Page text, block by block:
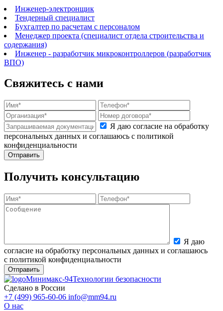
Инженер-электронщик
Тендерный специалист
Бухгалтер по расчетам с персоналом
Менеджер проекта (специалист отдела строительства и
содержания)
Инженер - разработчик микроконтроллеров (разработчик
ВПО)
Свяжитесь с нами
Я даю согласие на обработку
персональных данных и соглашаюсь с политикой
конфиденциальности
Получить консультацию
Я даю
согласие на обработку персональных данных и соглашаюсь
с политикой конфиденциальности
Минимакс-94Технологии безопасности
Сделано в России
+7 (499) 965-60-06 info@mm94.ru
О нас